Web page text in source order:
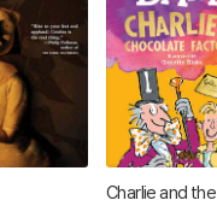
Charlie and